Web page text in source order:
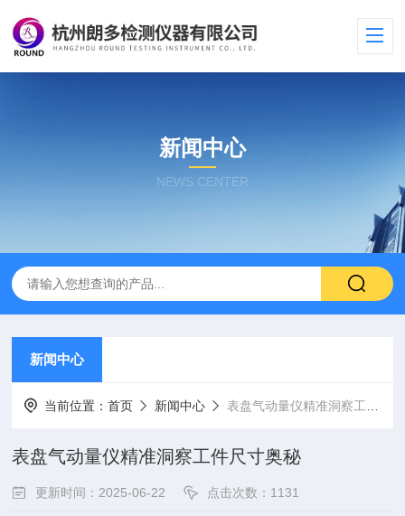
新闻中心
NEWS CENTER
新闻中心
当前位置：首页 新闻中心 表盘气动量仪精准洞察工件尺寸奥秘
表盘气动量仪精准洞察工件尺寸奥秘
更新时间：2025-06-22 点击次数：1131